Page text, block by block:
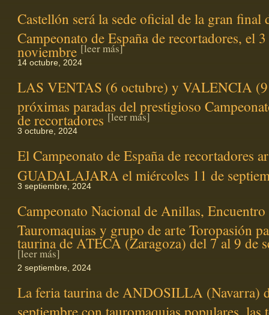
Castellón será la sede oficial de la gran final
Campeonato de España de recortadores, el 3
noviembre [leer más]
14 octubre, 2024
LAS VENTAS (6 octubre) y VALENCIA
próximas paradas del prestigioso
de recortadores [leer más]
3 octubre, 2024
El Campeonato de España de recortadores
GUADALAJARA el miércoles 11 de
3 septiembre, 2024
Campeonato Nacional de Anillas, Encuentro
Tauromaquias y grupo de arte Toropasión
taurina de ATECA (Zaragoza) del 7 al 9 de
[leer más]
2 septiembre, 2024
La feria taurina de ANDOSILLA (Navarra)
septiembre con tauromaquias populares, las